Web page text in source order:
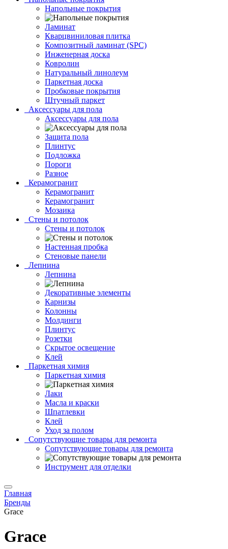
Напольные покрытия
Ламинат
Кварцвиниловая плитка
Композитный ламинат (SPC)
Инженерная доска
Ковролин
Натуральный линолеум
Паркетная доска
Пробковые покрытия
Штучный паркет
Аксессуары для пола
Аксессуары для пола
Защита пола
Плинтус
Подложка
Пороги
Разное
Керамогранит
Керамогранит
Керамогранит
Мозаика
Стены и потолок
Стены и потолок
Настенная пробка
Стеновые панели
Лепнина
Лепнина
Декоративные элементы
Карнизы
Колонны
Молдинги
Плинтус
Розетки
Скрытое освещение
Клей
Паркетная химия
Паркетная химия
Лаки
Масла и краски
Шпатлевки
Клей
Уход за полом
Сопутствующие товары для ремонта
Сопутствующие товары для ремонта
Инструмент для отделки
Главная
Бренды
Grace
Grace